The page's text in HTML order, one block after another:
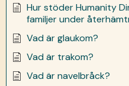
Hur stöder Humanity
familjer under
Vad är glaukom?
Vad är trakom?
Vad är navelbråck?